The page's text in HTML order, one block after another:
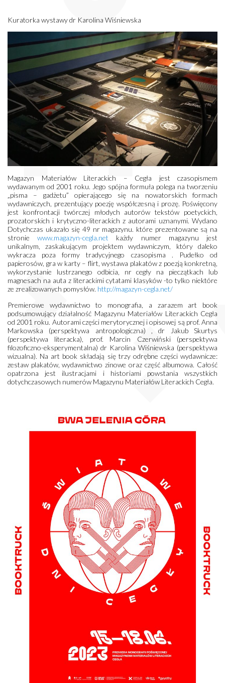
Kuratorka wystawy dr Karolina Wiśniewska
Magazyn Materiałów Literackich – Cegła jest czasopismem
wydawanym od 2001 roku. Jego spójna formuła polega na tworzeniu
„pisma – gadżetu” opierającego się na nowatorskich formach
wydawniczych, prezentujący poezję współczesną i prozę. Poświęcony
jest konfrontacji twórczej młodych autorów tekstów poetyckich,
prozatorskich i krytyczno-literackich z autorami uznanymi. Wydano
Dotychczas ukazało się 49 nr magazynu. które prezentowane są na
stroniewww.magazyn-cegla.net każdy numer magazynu jest
unikalnym, zaskakującym projektem wydawniczym, który daleko
wykracza poza formy tradycyjnego czasopisma . Pudełko od
papierosów, gra w karty – flirt, wystawa plakatów z poezją konkretną,
wykorzystanie lustrzanego odbicia, nr cegły na pieczątkach lub
magnesach na auta z literackimi cytatami klasyków -to tylko niektóre
ze zrealizowanych pomysłów. http://magazyn-cegla.net/
Premierowe wydawnictwo to monografia, a zarazem art book
podsumowujący działalność Magazynu Materiałów Literackich Cegła
od 2001 roku. Autorami części merytorycznej i opisowej są prof. Anna
Markowska (perspektywa antropologiczna) , dr Jakub Skurtys
(perspektywa literacka), prof. Marcin Czerwiński (perspektywa
filozoficzno-eksperymentalna) dr Karolina Wiśniewska (perspektywa
wizualna). Na art book składają się trzy odrębne części wydawnicze:
zestaw plakatów, wydawnictwo zinowe oraz część albumowa. Całość
opatrzona jest ilustracjami i historiami powstania wszystkich
dotychczasowych numerów Magazynu Materiałów Literackich Cegła.